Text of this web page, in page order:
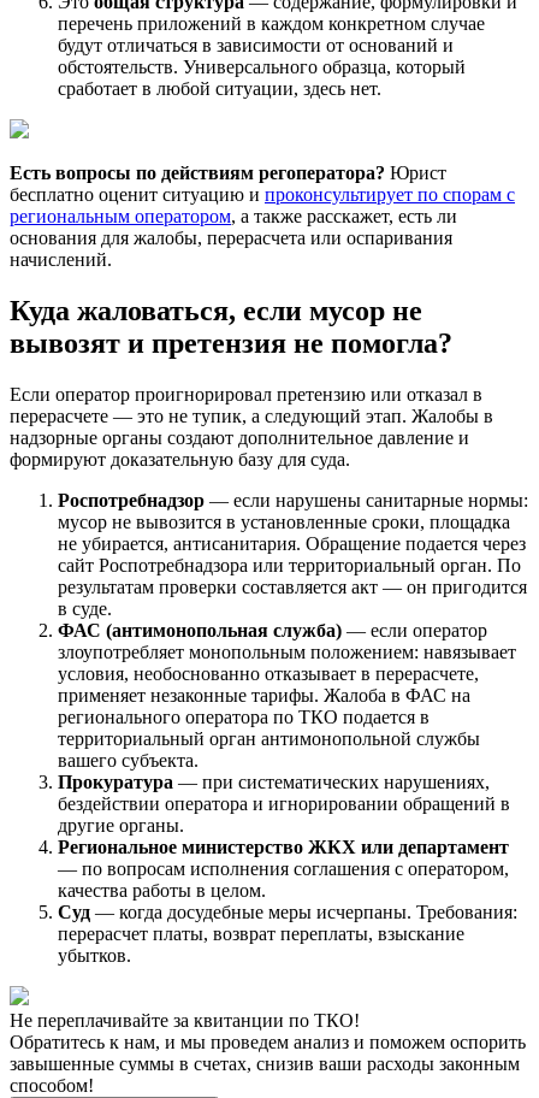
перечень приложений в каждом конкретном случае
будут отличаться в зависимости от оснований и
обстоятельств. Универсального образца, который
сработает в любой ситуации, здесь нет.
Есть вопросы по действиям регоператора? Юрист
бесплатно оценит ситуацию и проконсультирует по спорам с
региональным оператором, а также расскажет, есть ли
основания для жалобы, перерасчета или оспаривания
начислений.
Куда жаловаться, если мусор не
вывозят и претензия не помогла?
Если оператор проигнорировал претензию или отказал в
перерасчете — это не тупик, а следующий этап. Жалобы в
надзорные органы создают дополнительное давление и
формируют доказательную базу для суда.
Роспотребнадзор — если нарушены санитарные нормы:
мусор не вывозится в установленные сроки, площадка
не убирается, антисанитария. Обращение подается через
сайт Роспотребнадзора или территориальный орган. По
результатам проверки составляется акт — он пригодится
в суде.
ФАС (антимонопольная служба) — если оператор
злоупотребляет монопольным положением: навязывает
условия, необоснованно отказывает в перерасчете,
применяет незаконные тарифы. Жалоба в ФАС на
регионального оператора по ТКО подается в
территориальный орган антимонопольной службы
вашего субъекта.
Прокуратура — при систематических нарушениях,
бездействии оператора и игнорировании обращений в
другие органы.
Региональное министерство ЖКХ или департамент
— по вопросам исполнения соглашения с оператором,
качества работы в целом.
Суд — когда досудебные меры исчерпаны. Требования:
перерасчет платы, возврат переплаты, взыскание
убытков.
Не переплачивайте за квитанции по ТКО!
Обратитесь к нам, и мы проведем анализ и поможем оспорить
завышенные суммы в счетах, снизив ваши расходы законным
способом!